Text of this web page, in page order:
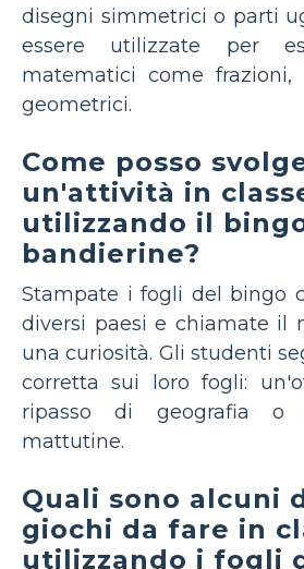
disegni simmetrici o parti
essere utilizzate per
matematici come
geometrici.
Come posso
un'attività in
utilizzando il
bandierine?
Stampate i fogli del bingo
diversi paesi e chiamate il
una curiosità. Gli studenti
corretta sui loro fogli:
ripasso di geografia
mattutine.
Quali sono alcuni
giochi da fare in
utilizzando i fogli